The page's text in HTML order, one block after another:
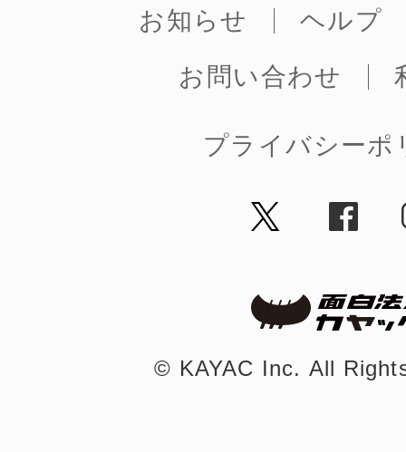
お知らせ
ヘルプ
お問い合わせ
プライバシーポ
©︎ KAYAC Inc. All
ヘルプ
お問い合わせ
プライバシーポ